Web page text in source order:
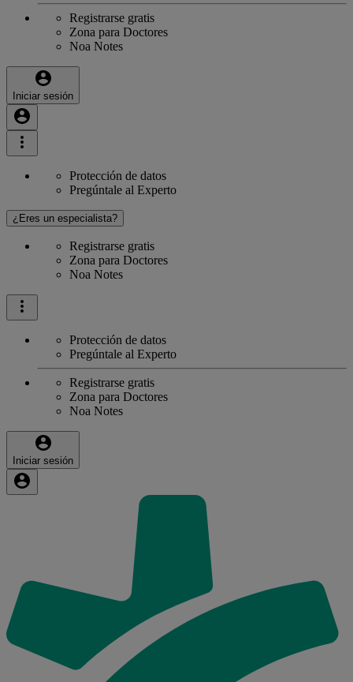
Registrarse gratis
Zona para Doctores
Noa Notes
Iniciar sesión
Protección de datos
Pregúntale al Experto
¿Eres un especialista?
Registrarse gratis
Zona para Doctores
Noa Notes
Protección de datos
Pregúntale al Experto
Registrarse gratis
Zona para Doctores
Noa Notes
Iniciar sesión